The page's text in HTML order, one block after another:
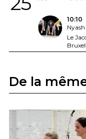
10:10
Nyash
Le
De la